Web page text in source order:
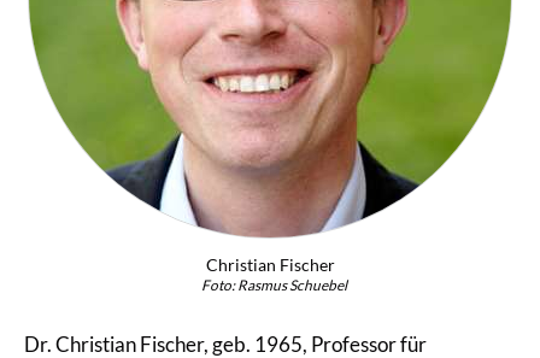
Christian Fischer
Foto: Rasmus Schuebel
Dr. Christian Fischer, geb. 1965, Professor für